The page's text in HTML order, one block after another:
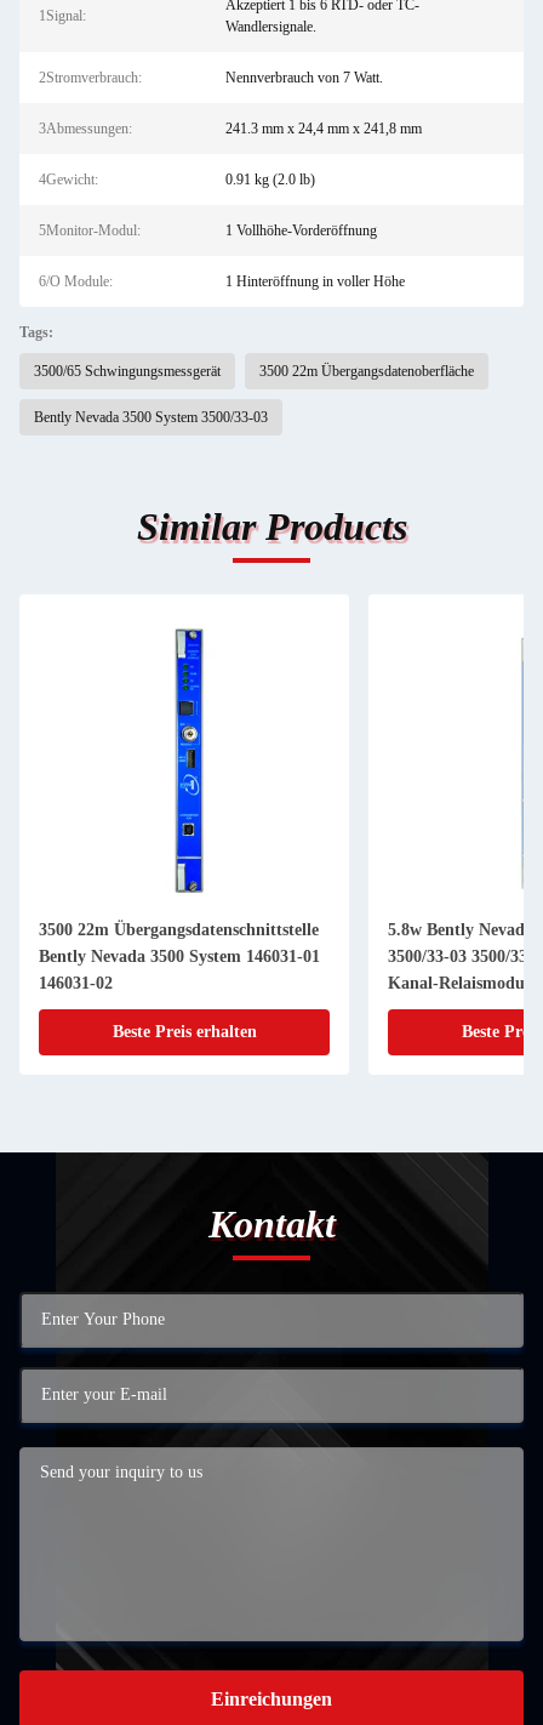
1Signal:
Akzeptiert 1 bis 6 RTD- oder TC-
Wandlersignale.
2Stromverbrauch: Nennverbrauch von 7 Watt.
3Abmessungen: 241.3 mm x 24,4 mm x 241,8 mm
4Gewicht: 0.91 kg (2.0 lb)
5Monitor-Modul: 1 Vollhöhe-Vorderöffnung
6/O Module: 1 Hinteröffnung in voller Höhe
Tags:
3500/65 Schwingungsmessgerät 3500 22m Übergangsdatenoberfläche
Bently Nevada 3500 System 3500/33-03
Similar Products
3500 22m Übergangsdatenschnittstelle
Bently Nevada 3500 System 146031-01
146031-02
Beste Preis erhalten
5.8w Bently Nevada
3500/33-03 3500/33-
Kanal-Relaismodul
Beste
Kontakt
Einreichungen